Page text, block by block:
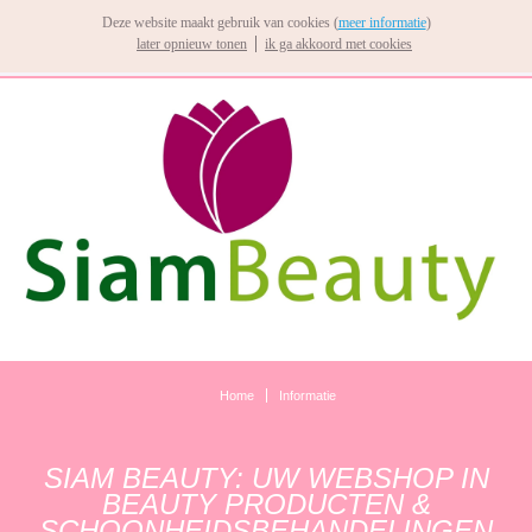
Home Informatie
SIAM BEAUTY: UW WEBSHOP IN
BEAUTY PRODUCTEN &
Deze website maakt gebruik van cookies (meer informatie)
later opnieuw tonen
ik ga akkoord met cookies